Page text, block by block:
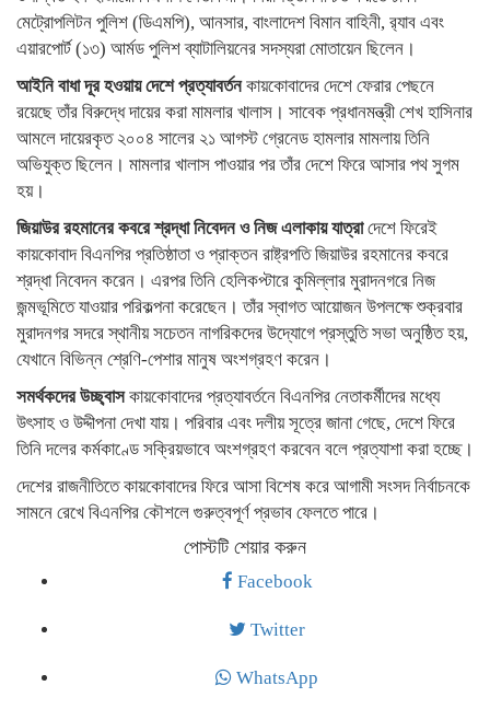
মেট্রোপলিটন পুলিশ (ডিএমপি), আনসার, বাংলাদেশ বিমান বাহিনী, র‌্যাব এবং
এয়ারপোর্ট (১৩) আর্মড পুলিশ ব্যাটালিয়নের সদস্যরা মোতায়েন ছিলেন।
আইনি বাধা দূর হওয়ায় দেশে প্রত্যাবর্তনকায়কোবাদের দেশে ফেরার পেছনে
রয়েছে তাঁর বিরুদ্ধে দায়ের করা মামলার খালাস। সাবেক প্রধানমন্ত্রী শেখ হাসিনার
আমলে দায়েরকৃত ২০০৪ সালের ২১ আগস্ট গ্রেনেড হামলার মামলায় তিনি
অভিযুক্ত ছিলেন। মামলার খালাস পাওয়ার পর তাঁর দেশে ফিরে আসার পথ সুগম
হয়।
জিয়াউর রহমানের কবরে শ্রদ্ধা নিবেদন ও নিজ এলাকায় যাত্রাদেশে ফিরেই
কায়কোবাদ বিএনপির প্রতিষ্ঠাতা ও প্রাক্তন রাষ্ট্রপতি জিয়াউর রহমানের কবরে
শ্রদ্ধা নিবেদন করেন। এরপর তিনি হেলিকপ্টারে কুমিল্লার মুরাদনগরে নিজ
জন্মভূমিতে যাওয়ার পরিকল্পনা করেছেন। তাঁর স্বাগত আয়োজন উপলক্ষে শুক্রবার
মুরাদনগর সদরে স্থানীয় সচেতন নাগরিকদের উদ্যোগে প্রস্তুতি সভা অনুষ্ঠিত হয়,
যেখানে বিভিন্ন শ্রেণি-পেশার মানুষ অংশগ্রহণ করেন।
সমর্থকদের উচ্ছ্বাসকায়কোবাদের প্রত্যাবর্তনে বিএনপির নেতাকর্মীদের মধ্যে
উৎসাহ ও উদ্দীপনা দেখা যায়। পরিবার এবং দলীয় সূত্রে জানা গেছে, দেশে ফিরে
তিনি দলের কর্মকাণ্ডে সক্রিয়ভাবে অংশগ্রহণ করবেন বলে প্রত্যাশা করা হচ্ছে।
দেশের রাজনীতিতে কায়কোবাদের ফিরে আসা বিশেষ করে আগামী সংসদ নির্বাচনকে
সামনে রেখে বিএনপির কৌশলে গুরুত্বপূর্ণ প্রভাব ফেলতে পারে।
পোস্টটি শেয়ার করুন
Facebook
Twitter
WhatsApp